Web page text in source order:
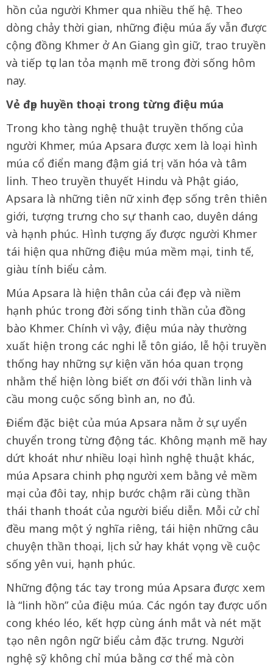
hồn của người Khmer qua nhiều thế hệ. Theo
dòng chảy thời gian, những điệu múa ấy vẫn được
cộng đồng Khmer ở An Giang gìn giữ, trao truyền
và tiếp tục lan tỏa mạnh mẽ trong đời sống hôm
nay.
Vẻ đẹp huyền thoại trong từng điệu múa
Trong kho tàng nghệ thuật truyền thống của
người Khmer, múa Apsara được xem là loại hình
múa cổ điển mang đậm giá trị văn hóa và tâm
linh. Theo truyền thuyết Hindu và Phật giáo,
Apsara là những tiên nữ xinh đẹp sống trên thiên
giới, tượng trưng cho sự thanh cao, duyên dáng
và hạnh phúc. Hình tượng ấy được người Khmer
tái hiện qua những điệu múa mềm mại, tinh tế,
giàu tính biểu cảm.
Múa Apsara là hiện thân của cái đẹp và niềm
hạnh phúc trong đời sống tinh thần của đồng
bào Khmer. Chính vì vậy, điệu múa này thường
xuất hiện trong các nghi lễ tôn giáo, lễ hội truyền
thống hay những sự kiện văn hóa quan trọng
nhằm thể hiện lòng biết ơn đối với thần linh và
cầu mong cuộc sống bình an, no đủ.
Điểm đặc biệt của múa Apsara nằm ở sự uyển
chuyển trong từng động tác. Không mạnh mẽ hay
dứt khoát như nhiều loại hình nghệ thuật khác,
múa Apsara chinh phục người xem bằng vẻ mềm
mại của đôi tay, nhịp bước chậm rãi cùng thần
thái thanh thoát của người biểu diễn. Mỗi cử chỉ
đều mang một ý nghĩa riêng, tái hiện những câu
chuyện thần thoại, lịch sử hay khát vọng về cuộc
sống yên vui, hạnh phúc.
Những động tác tay trong múa Apsara được xem
là “linh hồn” của điệu múa. Các ngón tay được uốn
cong khéo léo, kết hợp cùng ánh mắt và nét mặt
tạo nên ngôn ngữ biểu cảm đặc trưng. Người
nghệ sỹ không chỉ múa bằng cơ thể mà còn